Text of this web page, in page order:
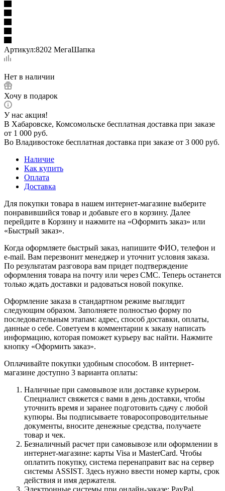
Артикул:8202 МегаШапка
Нет в наличии
Хочу в подарок
У нас акция!
В Хабаровске, Комсомольске бесплатная доставка при заказе
от 1 000 руб.
Во Владивостоке бесплатная доставка при заказе от 3 000 руб.
Наличие
Как купить
Оплата
Доставка
Для покупки товара в нашем интернет-магазине выберите
понравившийся товар и добавьте его в корзину. Далее
перейдите в Корзину и нажмите на «Оформить заказ» или
«Быстрый заказ».
Когда оформляете быстрый заказ, напишите ФИО, телефон и
e-mail. Вам перезвонит менеджер и уточнит условия заказа.
По результатам разговора вам придет подтверждение
оформления товара на почту или через СМС. Теперь останется
только ждать доставки и радоваться новой покупке.
Оформление заказа в стандартном режиме выглядит
следующим образом. Заполняете полностью форму по
последовательным этапам: адрес, способ доставки, оплаты,
данные о себе. Советуем в комментарии к заказу написать
информацию, которая поможет курьеру вас найти. Нажмите
кнопку «Оформить заказ».
Оплачивайте покупки удобным способом. В интернет-
магазине доступно 3 варианта оплаты:
Наличные при самовывозе или доставке курьером.
Специалист свяжется с вами в день доставки, чтобы
уточнить время и заранее подготовить сдачу с любой
купюры. Вы подписываете товаросопроводительные
документы, вносите денежные средства, получаете
товар и чек.
Безналичный расчет при самовывозе или оформлении в
интернет-магазине: карты Visa и MasterCard. Чтобы
оплатить покупку, система перенаправит вас на сервер
системы ASSIST. Здесь нужно ввести номер карты, срок
действия и имя держателя.
Электронные системы при онлайн-заказе: PayPal,